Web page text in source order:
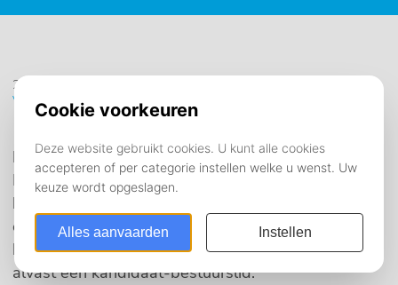
28 januari 2019
Vacature
Bestuurlijke ervaring is géén vereiste!
Het bestuur bestaat op dit moment uit vijf
bestuursleden. Om ervoor te zorgen dat er een
ervaren bestuurder klaarstaat mocht er een
bestuurslid vertrekken verwelkomen wij graag
alvast een kandidaat-bestuurslid.